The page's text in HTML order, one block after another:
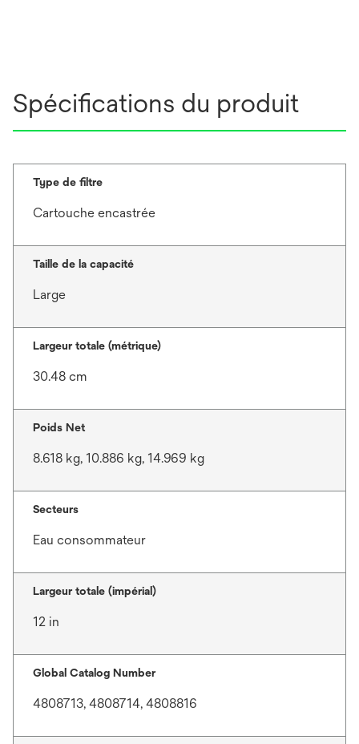
Spécifications du produit
Type de filtre
Cartouche encastrée
Taille de la capacité
Large
Largeur totale (métrique)
30.48 cm
Poids Net
8.618 kg, 10.886 kg, 14.969 kg
Secteurs
Eau consommateur
Largeur totale (impérial)
12 in
Global Catalog Number
4808713, 4808714, 4808816